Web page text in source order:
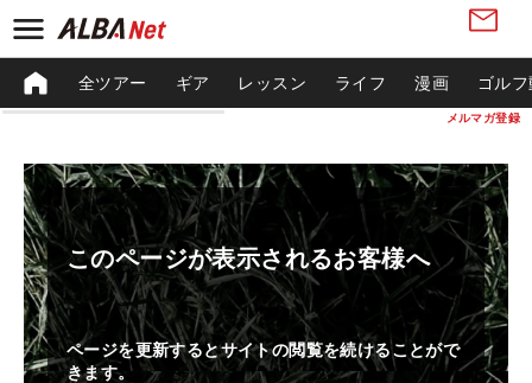
メルマガ登録
全ツアー ギア レッスン ライフ 漫画 ゴル
このページが表示されるお客様へ
ページを更新するとサイトの閲覧を続けることがで
きます。